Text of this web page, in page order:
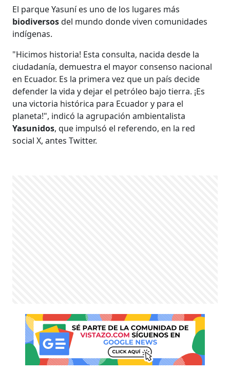
El parque Yasuní es uno de los lugares más
biodiversosdel mundo donde viven comunidades
indígenas.
"Hicimos historia! Esta consulta, nacida desde la
ciudadanía, demuestra el mayor consenso nacional
en Ecuador. Es la primera vez que un país decide
defender la vida y dejar el petróleo bajo tierra. ¡Es
una victoria histórica para Ecuador y para el
planeta!", indicó la agrupación ambientalista
Yasunidos, que impulsó el referendo, en la red
social X, antes Twitter.